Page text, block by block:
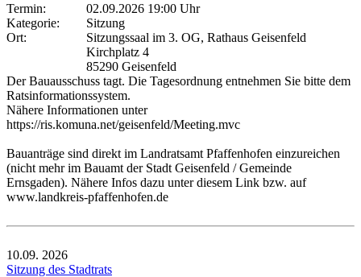
Termin:
02.09.2026 19:00 Uhr
Kategorie:
Sitzung
Ort:
Sitzungssaal im 3. OG, Rathaus Geisenfeld
Kirchplatz 4
85290 Geisenfeld
Der Bauausschuss tagt. Die Tagesordnung entnehmen Sie bitte dem
Ratsinformationssystem.
Nähere Informationen unter
https://ris.komuna.net/geisenfeld/Meeting.mvc
Bauanträge sind direkt im Landratsamt Pfaffenhofen einzureichen
(nicht mehr im Bauamt der Stadt Geisenfeld / Gemeinde
Ernsgaden). Nähere Infos dazu unter diesem Link bzw. auf
www.landkreis-pfaffenhofen.de
10.09. 2026
Sitzung des Stadtrats